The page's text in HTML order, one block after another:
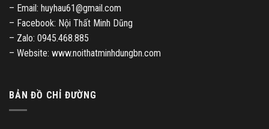
– Email: huyhau61@gmail.com
– Facebook: Nội Thất Minh Dũng
– Zalo: 0945.468.885
– Website: www.noithatminhdungbn.com
BẢN ĐỒ CHỈ ĐƯỜNG